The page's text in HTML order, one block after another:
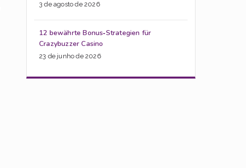
3 de agosto de 2026
12 bewährte Bonus‑Strategien für
Crazybuzzer Casino
23 de junho de 2026